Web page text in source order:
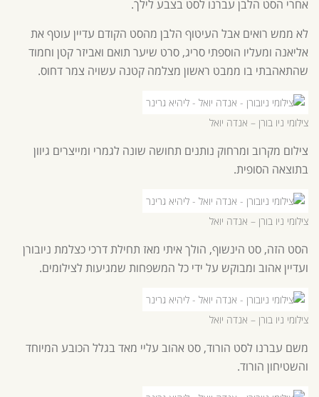
אחרי הסט הלבן עברנו לסט בצבע לילך.
לא ממש רואים אבל העיטוף הלבן מהסט הקודם עדיין עוטף את
אליאנה ומעליו הוספתי סריג, סרט שיער תואם ואביזר קטן וחמוד
שהתאהבתי בו ממבט ראשון מצלמה קטנה עשויה צמר דחוס.
צילומי ניו בורן – אנדה יואל
צילום מקרוב ומרחוק נותנים תחושה שונה לגמרי ומייצרים גיוון
בתוצאה הסופית.
צילומי ניו בורן – אנדה יואל
הסט הזה, סט הינשוף, הולך איתי מאז תחילת דרכי כצלמת ניובורן
ועדיין אהוב ומבוקש על ידי כל המשפחות שמגיעות לצילומים.
צילומי ניו בורן – אנדה יואל
משם עברנו לסט הורוד, סט אהוב עליי מאד בגלל הכובע המיוחד
והשטיחון הורוד.